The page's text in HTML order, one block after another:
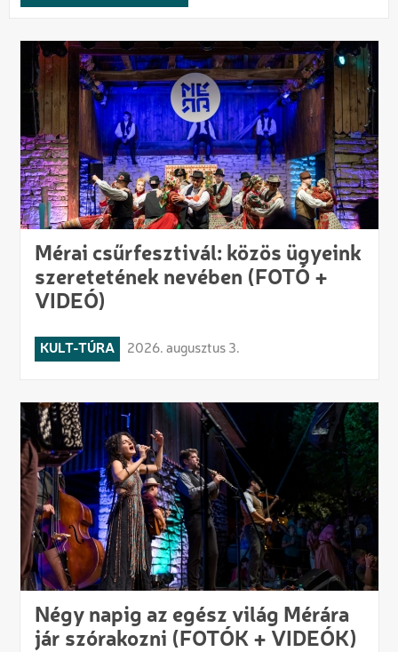
Mérai csűrfesztivál: közös ügyeink
szeretetének nevében (FOTÓ +
VIDEÓ)
KULT-TÚRA 2026. augusztus 3.
Négy napig az egész világ Mérára
jár szórakozni (FOTÓK + VIDEÓK)